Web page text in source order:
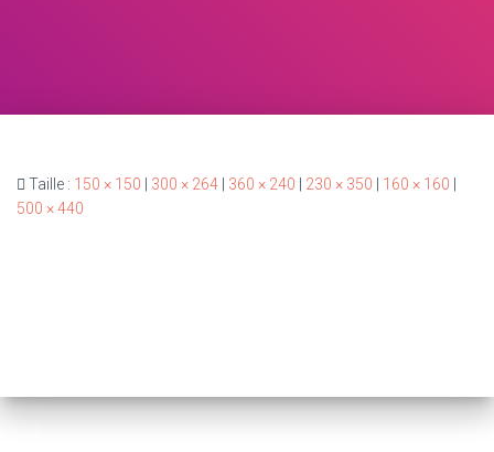
Taille : 150 × 150 300 × 264 360 × 240 230 × 350 160 × 160
500 × 440